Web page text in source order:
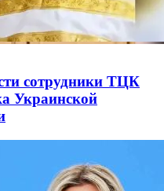
сотрудники ТЦК
Украинской